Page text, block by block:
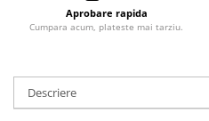
Robineti radiator
Robineti tip fluture
Pompe
Aprobare rapida
Cumpara acum, plateste mai tarziu.
Descriere